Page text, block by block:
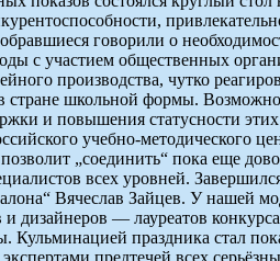
говорили о
с участием общественных
производства, чутко
стране школьной формы.
и повышения статусности
учебно-методического
„соединить“ пока еще
всех уровней.
Вячеслав Зайцев. У нашей
— лауреатов конкурса
Кульминацией праздника стал
предтечей всех